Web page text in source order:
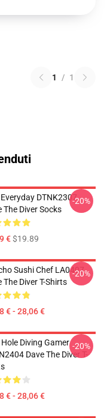
1 / 1
Everyday DTNK2307
The Diver Socks
€$19.89
-20%
Sushi Chef LA0407
The Diver T-Shirts
€ - 28,06 €
-20%
Hole Diving Gamer
Dave The Diver T-
€ - 28,06 €
-20%